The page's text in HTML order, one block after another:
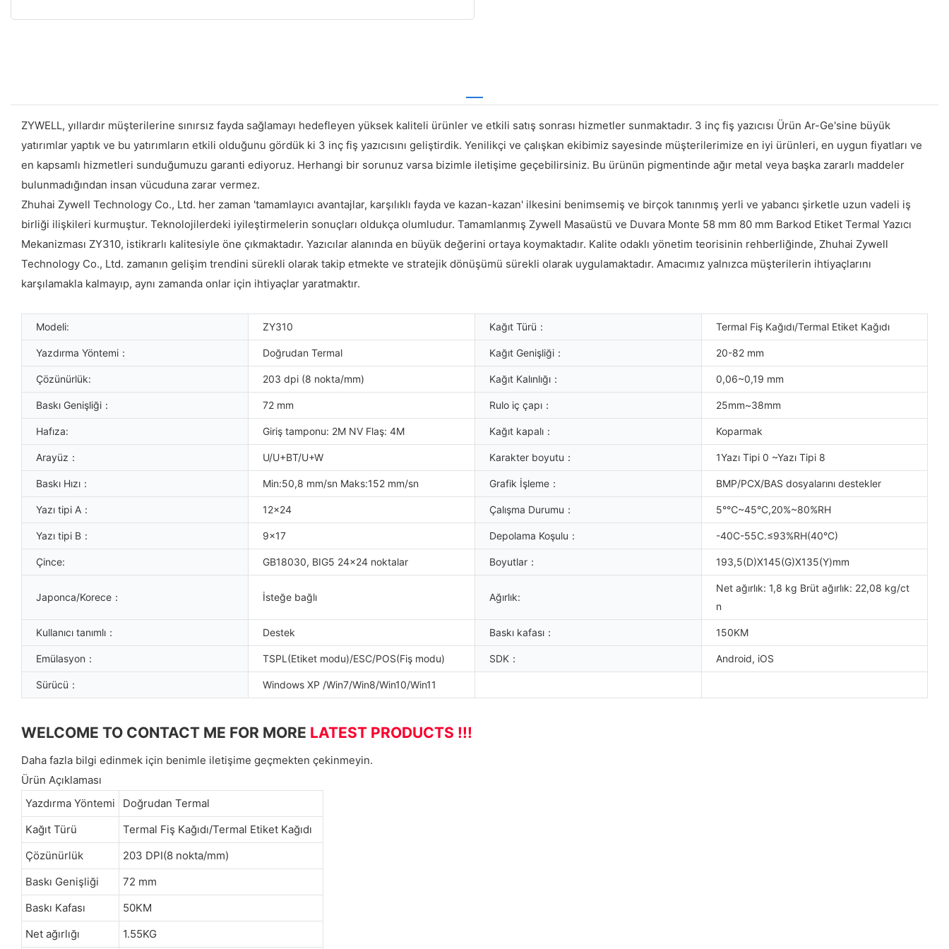
ZYWELL, yıllardır müşterilerine sınırsız fayda sağlamayı hedefleyen yüksek kaliteli ürünler ve etkili satış sonrası hizmetler sunmaktadır. 3 inç fiş yazıcısı Ürün Ar-Ge'sine büyük
yatırımlar yaptık ve bu yatırımların etkili olduğunu gördük ki 3 inç fiş yazıcısını geliştirdik. Yenilikçi ve çalışkan ekibimiz sayesinde müşterilerimize en iyi ürünleri, en uygun fiyatları ve
en kapsamlı hizmetleri sunduğumuzu garanti ediyoruz. Herhangi bir sorunuz varsa bizimle iletişime geçebilirsiniz. Bu ürünün pigmentinde ağır metal veya başka zararlı maddeler
bulunmadığından insan vücuduna zarar vermez.
Zhuhai Zywell Technology Co., Ltd. her zaman 'tamamlayıcı avantajlar, karşılıklı fayda ve kazan-kazan' ilkesini benimsemiş ve birçok tanınmış yerli ve yabancı şirketle uzun vadeli iş
birliği ilişkileri kurmuştur. Teknolojilerdeki iyileştirmelerin sonuçları oldukça olumludur. Tamamlanmış Zywell Masaüstü ve Duvara Monte 58 mm 80 mm Barkod Etiket Termal Yazıcı
Mekanizması ZY310, istikrarlı kalitesiyle öne çıkmaktadır. Yazıcılar alanında en büyük değerini ortaya koymaktadır. Kalite odaklı yönetim teorisinin rehberliğinde, Zhuhai Zywell
Technology Co., Ltd. zamanın gelişim trendini sürekli olarak takip etmekte ve stratejik dönüşümü sürekli olarak uygulamaktadır. Amacımız yalnızca müşterilerin ihtiyaçlarını
karşılamakla kalmayıp, aynı zamanda onlar için ihtiyaçlar yaratmaktır.
Modeli: ZY310 Kağıt Türü： Termal Fiş Kağıdı/Termal Etiket Kağıdı
Yazdırma Yöntemi： Doğrudan Termal Kağıt Genişliği： 20-82 mm
Çözünürlük: 203 dpi (8 nokta/mm) Kağıt Kalınlığı： 0,06~0,19 mm
Baskı Genişliği： 72 mm Rulo iç çapı： 25mm~38mm
Hafıza: Giriş tamponu: 2M NV Flaş: 4M Kağıt kapalı： Koparmak
Arayüz： U/U+BT/U+W Karakter boyutu： 1Yazı Tipi 0 ~Yazı Tipi 8
Baskı Hızı： Min:50,8 mm/sn Maks:152 mm/sn Grafik İşleme： BMP/PCX/BAS dosyalarını destekler
Yazı tipi A： 12x24 Çalışma Durumu： 5°℃~45°C,20%~80%RH
Yazı tipi B： 9x17 Depolama Koşulu： -40C-55C.≤93%RH(40°C)
Çince: GB18030, BIG5 24x24 noktalar Boyutlar： 193,5(D)X145(G)X135(Y)mm
Japonca/Korece： İsteğe bağlı Ağırlık:
Net ağırlık: 1,8 kg Brüt ağırlık: 22,08 kg/ct
n
Kullanıcı tanımlı： Destek Baskı kafası： 150KM
Emülasyon： TSPL(Etiket modu)/ESC/POS(Fiş modu) SDK： Android, iOS
Sürücü： Windows XP /Win7/Win8/Win10/Win11
WELCOME TO CONTACT ME FOR MORE LATEST PRODUCTS !!!
Daha fazla bilgi edinmek için benimle iletişime geçmekten çekinmeyin.
Ürün Açıklaması
Yazdırma Yöntemi
Doğrudan Termal
Kağıt Türü
Termal Fiş Kağıdı/Termal Etiket Kağıdı
Çözünürlük
203 DPI(8 nokta/mm)
Baskı Genişliği
72 mm
Baskı Kafası
50KM
Net ağırlığı
1.55KG